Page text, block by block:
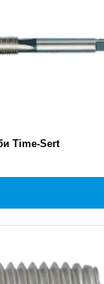
Time-Sert